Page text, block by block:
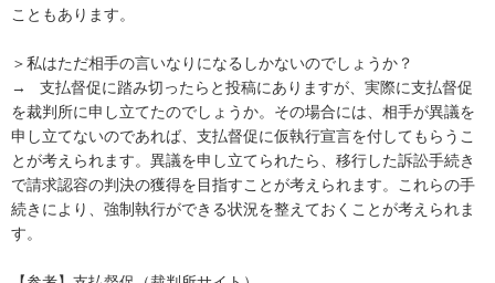
こともあります。
＞私はただ相手の言いなりになるしかないのでしょうか？
→   支払督促に踏み切ったらと投稿にありますが、実際に支払督促
を裁判所に申し立てたのでしょうか。その場合には、相手が異議を
申し立てないのであれば、支払督促に仮執行宣言を付してもらうこ
とが考えられます。異議を申し立てられたら、移行した訴訟手続き
で請求認容の判決の獲得を目指すことが考えられます。これらの手
続きにより、強制執行ができる状況を整えておくことが考えられま
す。